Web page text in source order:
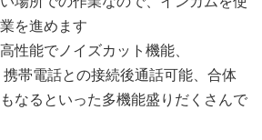
を進めます
性能でノイズカット機能、
帯電話との接続後通話可能、合体
なるといった多機能盛りだくさんで